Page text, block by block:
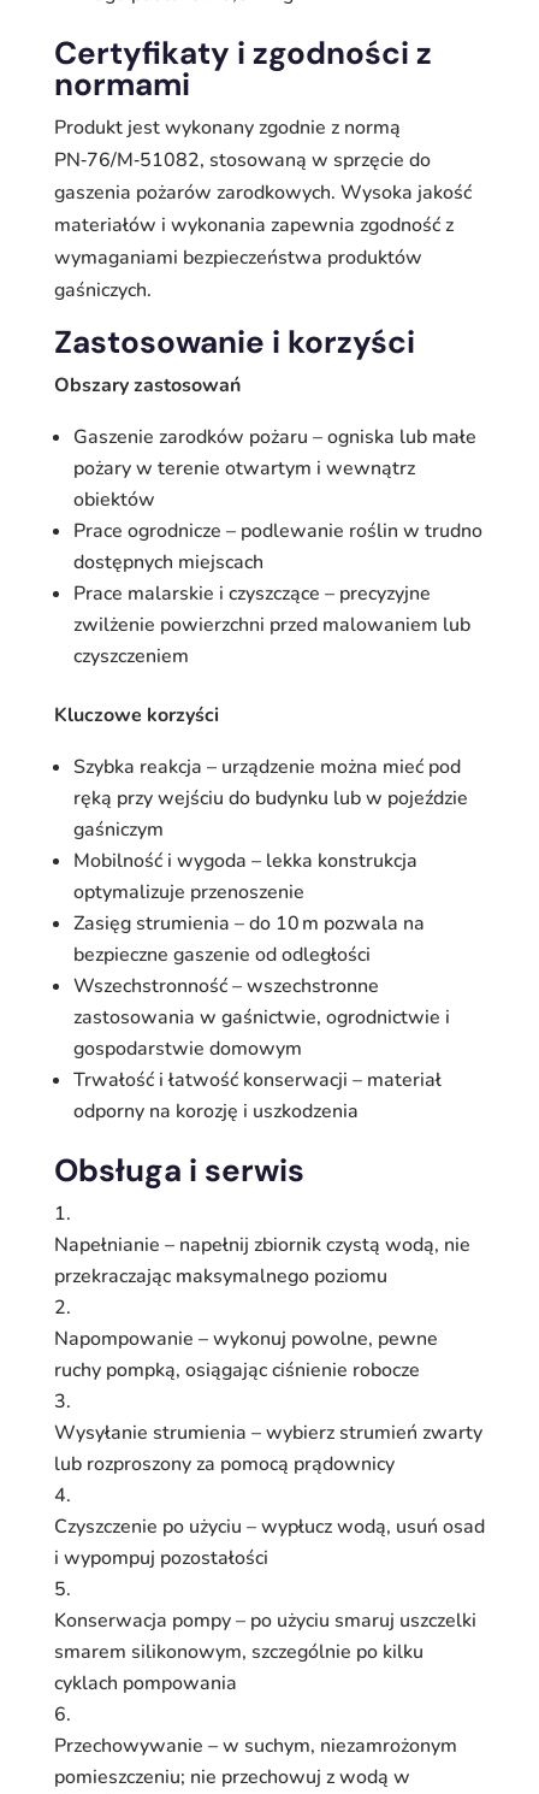
Certyfikaty i zgodności z
normami
Produkt jest wykonany zgodnie z normą
PN‑76/M‑51082, stosowaną w sprzęcie do
gaszenia pożarów zarodkowych. Wysoka jakość
materiałów i wykonania zapewnia zgodność z
wymaganiami bezpieczeństwa produktów
gaśniczych.
Zastosowanie i korzyści
Obszary zastosowań
Gaszenie zarodków pożaru – ogniska lub małe
pożary w terenie otwartym i wewnątrz
obiektów
Prace ogrodnicze – podlewanie roślin w trudno
dostępnych miejscach
Prace malarskie i czyszczące – precyzyjne
zwilżenie powierzchni przed malowaniem lub
czyszczeniem
Kluczowe korzyści
Szybka reakcja – urządzenie można mieć pod
ręką przy wejściu do budynku lub w pojeździe
gaśniczym
Mobilność i wygoda – lekka konstrukcja
optymalizuje przenoszenie
Zasięg strumienia – do 10 m pozwala na
bezpieczne gaszenie od odległości
Wszechstronność – wszechstronne
zastosowania w gaśnictwie, ogrodnictwie i
gospodarstwie domowym
Trwałość i łatwość konserwacji – materiał
odporny na korozję i uszkodzenia
Obsługa i serwis
Napełnianie – napełnij zbiornik czystą wodą, nie
przekraczając maksymalnego poziomu
Napompowanie – wykonuj powolne, pewne
ruchy pompką, osiągając ciśnienie robocze
Wysyłanie strumienia – wybierz strumień zwarty
lub rozproszony za pomocą prądownicy
Czyszczenie po użyciu – wypłucz wodą, usuń osad
i wypompuj pozostałości
Konserwacja pompy – po użyciu smaruj uszczelki
smarem silikonowym, szczególnie po kilku
cyklach pompowania
Przechowywanie – w suchym, niezamrożonym
pomieszczeniu; nie przechowuj z wodą w